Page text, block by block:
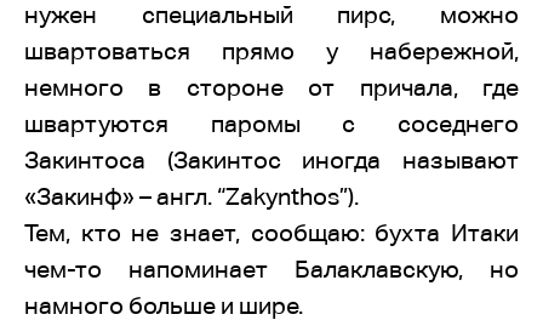
нужен специальный пирс, можно
швартоваться прямо у набережной,
немного в стороне от причала, где
швартуются паромы с соседнего
Закинтоса (Закинтос иногда называют
«Закинф» – англ. “Zakynthos”).
Тем, кто не знает, сообщаю: бухта Итаки
чем-то напоминает Балаклавскую, но
намного больше и шире.